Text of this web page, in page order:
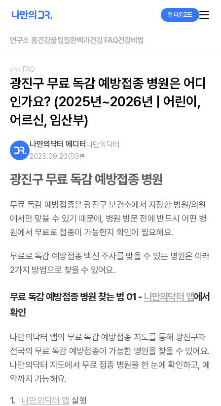
앱 다운로드
연구소 홈건강꿀팁질환백과건강 FAQ건강비법
건강 FAQ
광진구 무료 독감 예방접종 병원은 어디
인가요? (2025년~2026년 | 어린이,
어르신, 임산부)
나만의닥터 에디터 나만의닥터
2025.09.20 3분
광진구 무료 독감 예방접종 병원
무료 독감 예방접종은 광진구 보건소에서 지정한 병원/의원
에서만 맞을 수 있기 때문에, 병원 방문 전에 반드시 어떤 병
원에서 무료로 접종이 가능한지 확인이 필요해요.
무료로 독감 예방접종 백신 주사를 맞을 수 있는 병원은 아래
2가지 방법으로 찾을 수 있어요.
무료 독감 예방접종 병원 찾는 법 01 - 나만의닥터 앱에서
확인
나만의닥터 앱의 무료 독감 예방접종 지도를 통해 광진구과
전국의 무료 독감 예방접종이 가능한 병원을 찾을 수 있어요.
나만의닥터 지도에서 무료 접종 병원을 한 눈에 확인하고, 예
약까지 가능해요.
나만의닥터 앱 실행